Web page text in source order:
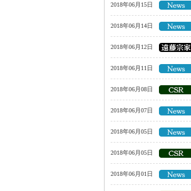
2018年06月15日
2018年06月14日
2018年06月12日
2018年06月11日
2018年06月08日
2018年06月07日
2018年06月05日
2018年06月05日
2018年06月01日